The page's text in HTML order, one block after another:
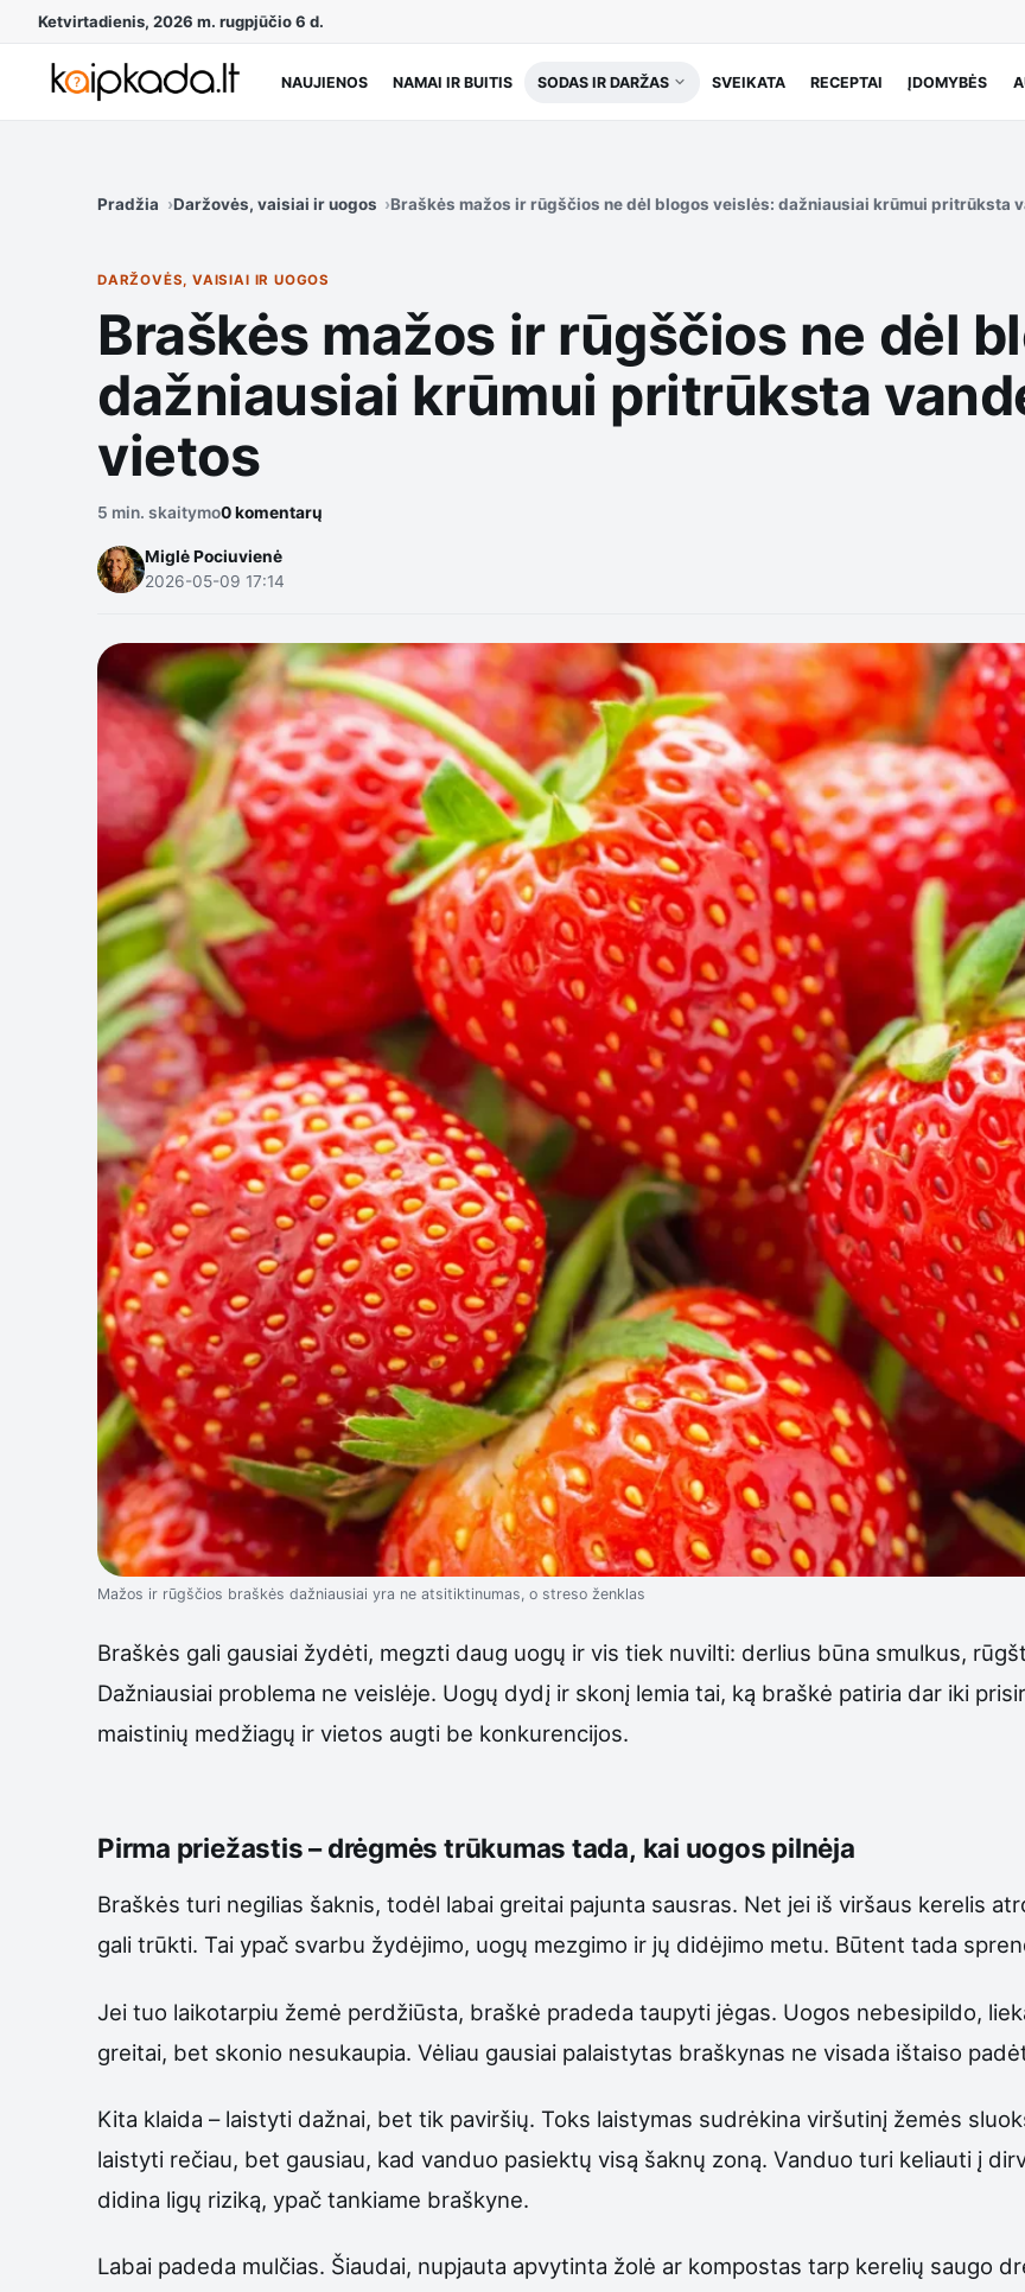
Ketvirtadienis, 2026 m. rugpjūčio 6 d.
NAUJIENOS NAMAI IR BUITIS SODAS IR DARŽAS SVEIKATA RECEPTAI ĮDOMYBĖS
Pradžia Daržovės, vaisiai ir uogos Braškės mažos ir rūgščios ne dėl blogos veislės: dažniausiai krūmui pritrūksta
DARŽOVĖS, VAISIAI IR UOGOS
Braškės mažos ir rūgščios ne dėl
dažniausiai krūmui pritrūksta
vietos
5 min. skaitymo0 komentarų
Miglė Pociuvienė
2026-05-09 17:14
Mažos ir rūgščios braškės dažniausiai yra ne atsitiktinumas, o streso ženklas
Braškės gali gausiai žydėti, megzti daug uogų ir vis tiek nuvilti: derlius būna smulkus,
Dažniausiai problema ne veislėje. Uogų dydį ir skonį lemia tai, ką braškė patiria dar iki
maistinių medžiagų ir vietos augti be konkurencijos.
Pirma priežastis – drėgmės trūkumas tada, kai uogos pilnėja
Braškės turi negilias šaknis, todėl labai greitai pajunta sausras. Net jei iš viršaus kerelis
gali trūkti. Tai ypač svarbu žydėjimo, uogų mezgimo ir jų didėjimo metu. Būtent tada
Jei tuo laikotarpiu žemė perdžiūsta, braškė pradeda taupyti jėgas. Uogos nebesipildo,
greitai, bet skonio nesukaupia. Vėliau gausiai palaistytas braškynas ne visada ištaiso
Kita klaida – laistyti dažnai, bet tik paviršių. Toks laistymas sudrėkina viršutinį žemės
laistyti rečiau, bet gausiau, kad vanduo pasiektų visą šaknų zoną. Vanduo turi keliauti į
didina ligų riziką, ypač tankiame braškyne.
Labai padeda mulčias. Šiaudai, nupjauta apvytinta žolė ar kompostas tarp kerelių saugo